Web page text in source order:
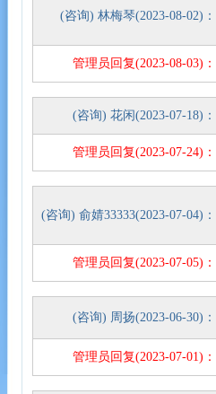
(咨询) 林梅琴(2023-08-02)：
管理员回复(2023-08-03)：
(咨询) 花闲(2023-07-18)：
管理员回复(2023-07-24)：
(咨询) 俞婧33333(2023-07-04)：
管理员回复(2023-07-05)：
(咨询) 周扬(2023-06-30)：
管理员回复(2023-07-01)：